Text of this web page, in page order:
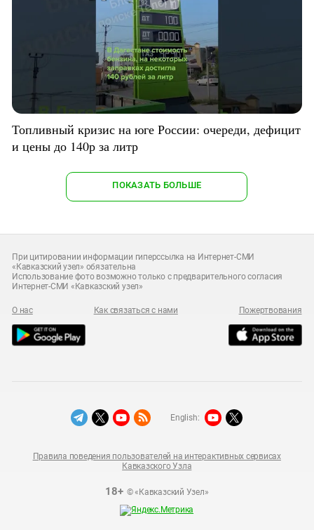
Топливный кризис на юге России: очереди, дефицит
и цены до 140р за литр
ПОКАЗАТЬ БОЛЬШЕ
При цитировании информации гиперссылка на Интернет-СМИ
«Кавказский узел» обязательна
Использование фото возможно только с предварительного согласия
Интернет-СМИ «Кавказский узел»
О нас Как связаться с нами Пожертвования
18+© «Кавказский Узел»
Правила поведения пользователей на интерактивных сервисах
Кавказского Узла
English: